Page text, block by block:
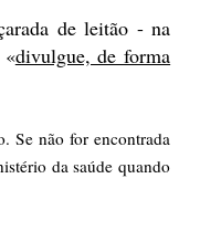
de leitão - na
«divulgue, de forma
Se não for encontrada
da saúde quando